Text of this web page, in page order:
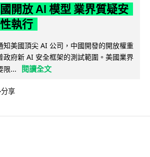
開放 AI 模型 業界質疑安
執行
知美國頂尖 AI 公司，中國開發的開放權重
政府新 AI 安全框架的測試範圍。美國業界
限...
閱讀全文
分享